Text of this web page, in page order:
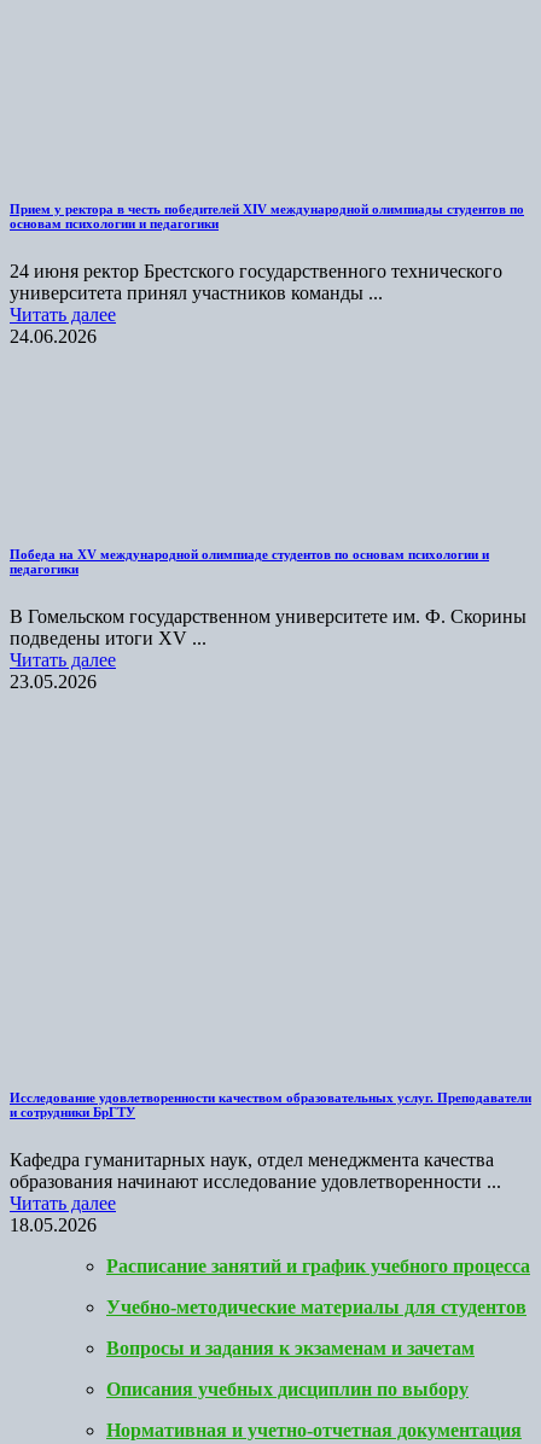
Прием у ректора в честь победителей XIV международной олимпиады студентов по
основам психологии и педагогики
24 июня ректор Брестского государственного технического
университета принял участников команды ...
Читать далее
24.06.2026
Победа на XV международной олимпиаде студентов по основам психологии и
педагогики
В Гомельском государственном университете им. Ф. Скорины
подведены итоги XV ...
Читать далее
23.05.2026
Исследование удовлетворенности качеством образовательных услуг. Преподаватели
и сотрудники БрГТУ
Кафедра гуманитарных наук, отдел менеджмента качества
образования начинают исследование удовлетворенности ...
Читать далее
18.05.2026
Расписание занятий и график учебного процесса
Учебно-методические материалы для студентов
Вопросы и задания к экзаменам и зачетам
Описания учебных дисциплин по выбору
Нормативная и учетно-отчетная документация